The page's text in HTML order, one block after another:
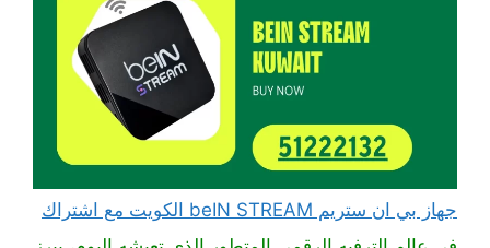
جهاز بي ان ستريم beIN STREAM الكويت مع اشتراك